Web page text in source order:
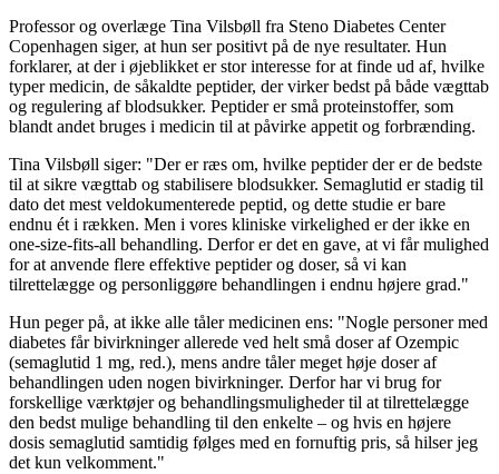
Professor og overlæge Tina Vilsbøll fra Steno Diabetes Center
Copenhagen siger, at hun ser positivt på de nye resultater. Hun
forklarer, at der i øjeblikket er stor interesse for at finde ud af, hvilke
typer medicin, de såkaldte peptider, der virker bedst på både vægttab
og regulering af blodsukker. Peptider er små proteinstoffer, som
blandt andet bruges i medicin til at påvirke appetit og forbrænding.
Tina Vilsbøll siger: "Der er ræs om, hvilke peptider der er de bedste
til at sikre vægttab og stabilisere blodsukker. Semaglutid er stadig til
dato det mest veldokumenterede peptid, og dette studie er bare
endnu ét i rækken. Men i vores kliniske virkelighed er der ikke en
one-size-fits-all behandling. Derfor er det en gave, at vi får mulighed
for at anvende flere effektive peptider og doser, så vi kan
tilrettelægge og personliggøre behandlingen i endnu højere grad."
Hun peger på, at ikke alle tåler medicinen ens: "Nogle personer med
diabetes får bivirkninger allerede ved helt små doser af Ozempic
(semaglutid 1 mg, red.), mens andre tåler meget høje doser af
behandlingen uden nogen bivirkninger. Derfor har vi brug for
forskellige værktøjer og behandlingsmuligheder til at tilrettelægge
den bedst mulige behandling til den enkelte – og hvis en højere
dosis semaglutid samtidig følges med en fornuftig pris, så hilser jeg
det kun velkomment."